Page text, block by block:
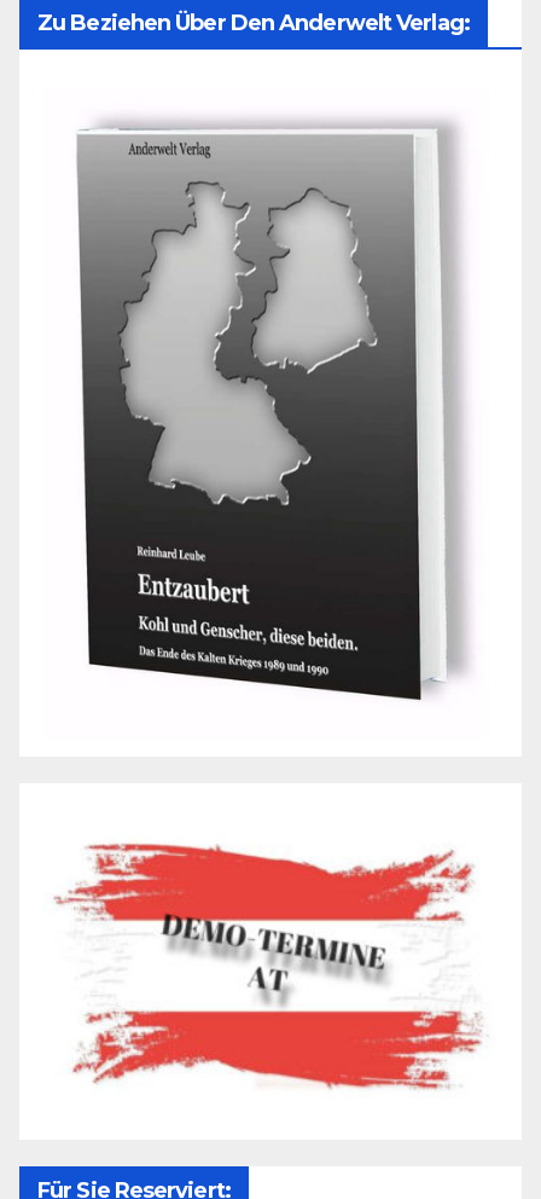
Zu Beziehen Über Den Anderwelt Verlag:
Für Sie Reserviert: